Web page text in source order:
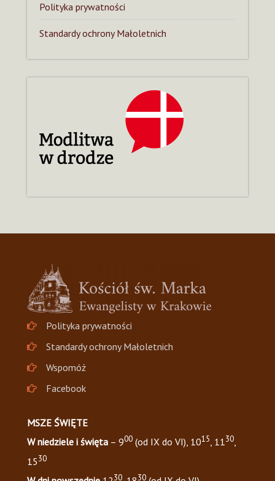
Polityka prywatności
Standardy ochrony Małoletnich
Polityka prywatności
Standardy ochrony Małoletnich
Wspomóż
Facebook
MSZE ŚWIĘTE
W niedziele i święta – 900 (od IX do VI), 1015, 1130,
1530
30 30